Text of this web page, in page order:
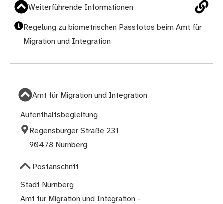
Weiterführende Informationen
Regelung zu biometrischen Passfotos beim Amt für
Migration und Integration
Amt für Migration und Integration
Aufenthaltsbegleitung
Regensburger Straße 231
90478 Nürnberg
Postanschrift
Stadt Nürnberg
Amt für Migration und Integration -